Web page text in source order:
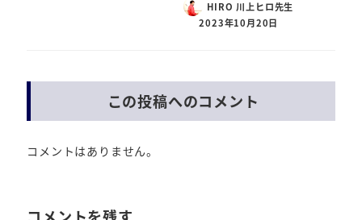
HIRO 川上ヒロ先生
2023年10月20日
この投稿へのコメント
コメントはありません。